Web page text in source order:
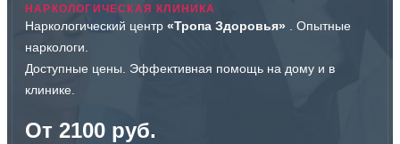
НАРКОЛОГИЧЕСКАЯ КЛИНИКА
Наркологический центр «Тропа Здоровья» . Опытные
наркологи.
Доступные цены. Эффективная помощь на дому и в
клинике.
От 2100 руб.